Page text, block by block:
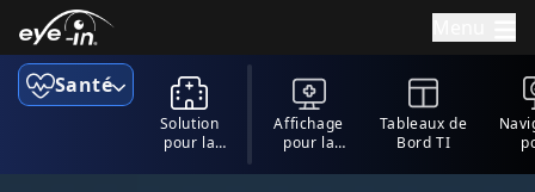
Santé
Solution
pour la
Affichage
pour la
Tableaux de
Bord TI